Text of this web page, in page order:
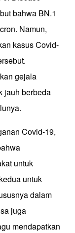
bahwa BN.1
Namun,
kasus Covid-
gejala
jauh berbeda
Covid-19,
untuk
untuk
dalam
juga
mendapatkan